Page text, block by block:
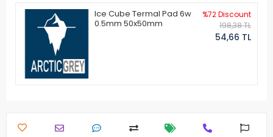
Ice Cube Termal Pad 6w
0.5mm 50x50mm
%72 Discount
198,38 TL
54,66 TL